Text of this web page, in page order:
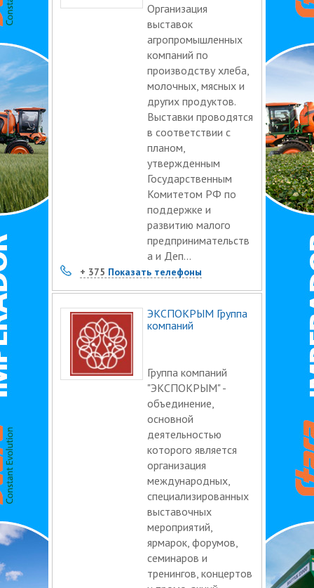
Организация
выставок
агропромышленных
компаний по
производству хлеба,
молочных, мясных и
других продуктов.
Выставки проводятся
в соответствии с
планом,
утвержденным
Государственным
Комитетом РФ по
поддержке и
развитию малого
предпринимательств
а и Деп...
+ 375 Показать телефоны
ЭКСПОКРЫМ Группа
компаний
Группа компаний
"ЭКСПОКРЫМ" -
объединение,
основной
деятельностью
которого является
организация
международных,
специализированных
выставочных
мероприятий,
ярмарок, форумов,
семинаров и
тренингов, концертов